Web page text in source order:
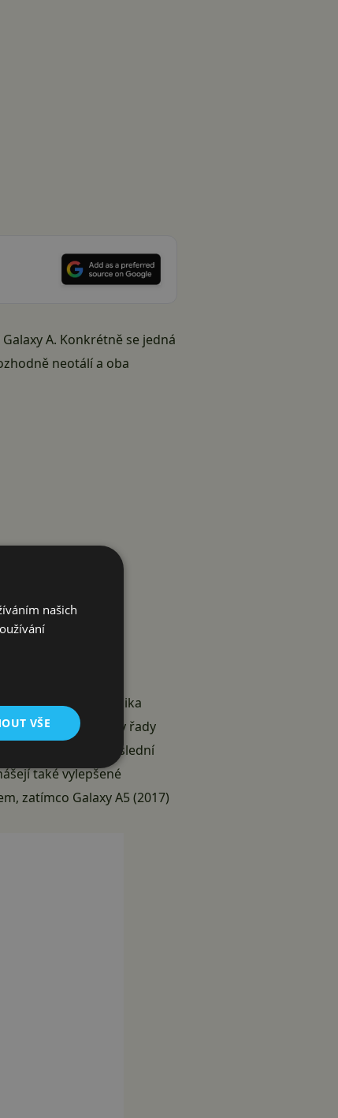
A. Konkrétně se jedná
neotálí a oba
a to hned v několika
Dále však telefony řady
krytí IP68. V neposlední
také vylepšené
zatímco Galaxy A5 (2017)
našich
VŠE